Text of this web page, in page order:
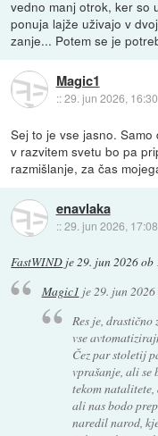
vedno manj otrok, ker so
ponuja lajže uživajo v
zanje... Potem se je
Magic1
::29. jun 2026, 16:30
Sej to je vse jasno.
v razvitem svetu bo pa
razmišlanje, za čas
enavlaka
::29. jun 2026, 17:08
FastWIND je29. jun 2026 ob
Magic1 je29. jun
Res je,
vse
Čez par stoletij
vprašanje, ali se
tekom
ali nas bodo
naredil narod,